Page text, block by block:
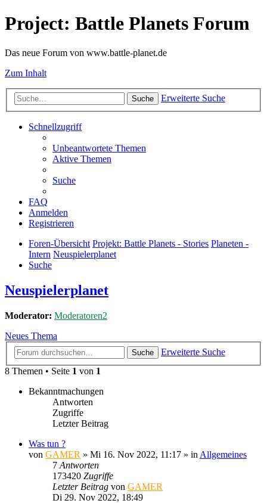
Project: Battle Planets Forum
Das neue Forum von www.battle-planet.de
Zum Inhalt
Suche Erweiterte Suche
Schnellzugriff
Unbeantwortete Themen
Aktive Themen
Suche
FAQ
Anmelden
Registrieren
Foren-Übersicht Projekt: Battle Planets - Stories Planeten -
Intern Neuspielerplanet
Suche
Neuspielerplanet
Moderator: Moderatoren2
Neues Thema
Suche
Erweiterte Suche
8 Themen • Seite 1 von 1
Bekanntmachungen
Antworten
Zugriffe
Letzter Beitrag
Was tun ?
von GAMER » Mi 16. Nov 2022, 11:17 » in Allgemeines
7 Antworten
173420 Zugriffe
Letzter Beitrag von GAMER
Di 29. Nov 2022, 18:49